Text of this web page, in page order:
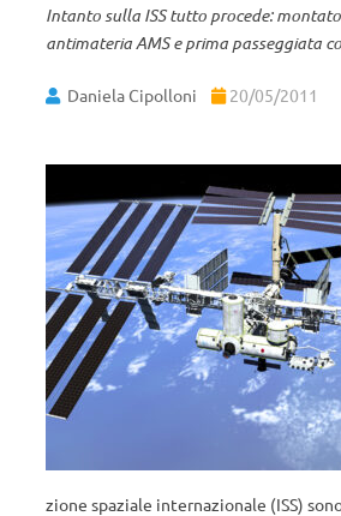
Intanto sulla ISS tutto procede:
antimateria AMS e prima passeggiata
Daniela Cipolloni 20/05/2011
zione spaziale internazionale (ISS)